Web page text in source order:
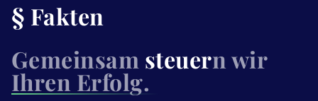
§ Fakten
Gemeinsam steuern wir
Ihren Erfolg.